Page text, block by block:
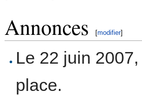
Annonces [modifier]
Le 22 juin
place.